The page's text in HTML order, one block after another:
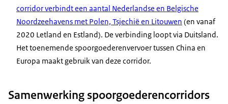
corridor verbindt een aantal Nederlandse en Belgische
Noordzeehavens met Polen, Tsjechië en Litouwen (en vanaf
2020 Letland en Estland). De verbinding loopt via Duitsland.
Het toenemende spoorgoederenvervoer tussen China en
Europa maakt gebruik van deze corridor.
Samenwerking spoorgoederencorridors